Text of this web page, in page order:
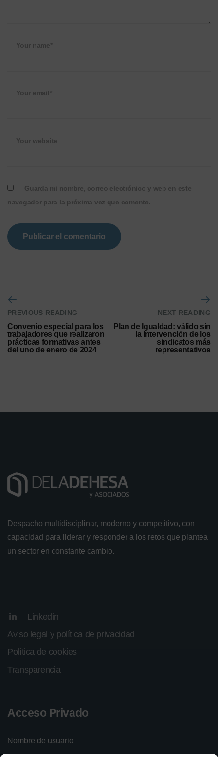
Your name*
Your email*
Your website
Guarda mi nombre, correo electrónico y web en este
navegador para la próxima vez que comente.
PREVIOUS READING
Convenio especial para los
trabajadores que realizaron
prácticas formativas antes
del uno de enero de 2024
NEXT READING
Plan de Igualdad: válido sin
la intervención de los
sindicatos más
representativos
Despacho multidisciplinar, moderno y competitivo, con
capacidad para liderar y responder a los retos que plantea
un sector en constante cambio.
Linkedin
Aviso legal y política de privacidad
Política de cookies
Transparencia
Acceso Privado
Nombre de usuario